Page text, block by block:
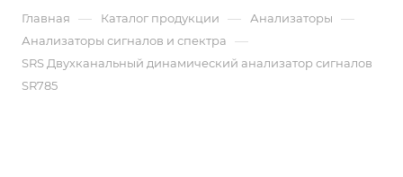
Главная — Каталог продукции — Анализаторы —
Анализаторы сигналов и спектра —
SRS Двухканальный динамический анализатор сигналов
SR785